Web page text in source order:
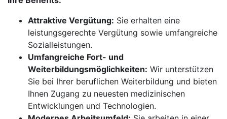
Attraktive Vergütung: Sie erhalten eine
leistungsgerechte Vergütung sowie umfangreiche
Sozialleistungen.
Umfangreiche Fort- und
Weiterbildungsmöglichkeiten: Wir unterstützen
Sie bei Ihrer beruflichen Weiterbildung und bieten
Ihnen Zugang zu neuesten medizinischen
Entwicklungen und Technologien.